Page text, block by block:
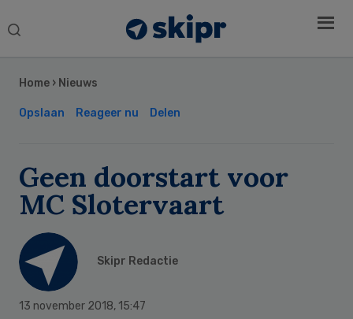
Search
Home › Nieuws
Opslaan Reageer nu Delen
Geen doorstart voor
MC Slotervaart
Skipr Redactie
13 november 2018, 15:47
Sidebar